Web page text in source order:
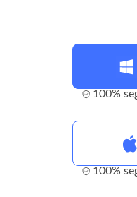
100%
100%